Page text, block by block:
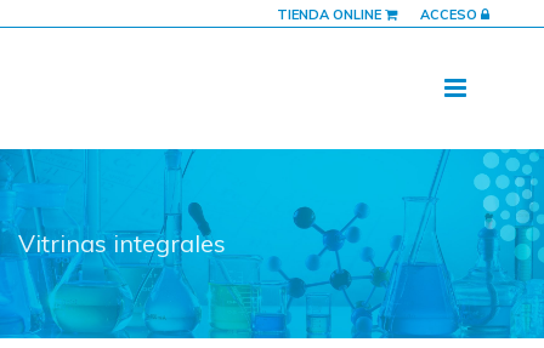
TIENDA ONLINE ACCESO
Vitrinas integrales